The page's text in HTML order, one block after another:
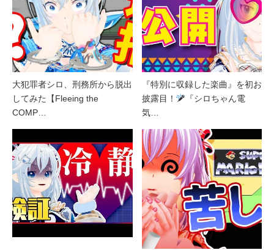
大犯罪者シロ、刑務所から脱出
してみた【Fleeing the
COMP…
『特別に収録した楽曲』を初お
披露目！
『シロちゃん電
気…